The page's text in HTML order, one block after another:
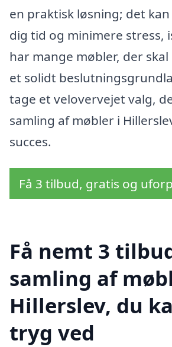
en praktisk løsning; det
dig tid og minimere stress,
har mange møbler, der skal
et solidt
tage et velovervejet valg,
samling af møbler i
succes.
Få 3 tilbud, gratis og
Få nemt 3
samling af
Hillerslev, du
tryg ved